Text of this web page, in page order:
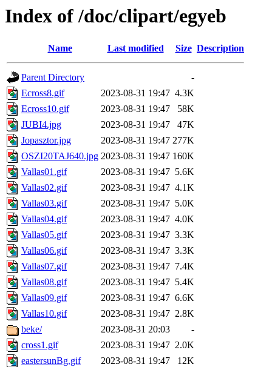
Index of /doc/clipart/egyeb
Name Last modified Size Description
Parent Directory
-
Ecross8.gif
2023-08-31 19:47 4.3K
Ecross10.gif
2023-08-31 19:47
58K
JUBI4.jpg
2023-08-31 19:47
47K
Jopasztor.jpg
2023-08-31 19:47 277K
OSZI20TAJ640.jpg 2023-08-31 19:47 160K
Vallas01.gif
2023-08-31 19:47 5.6K
Vallas02.gif
2023-08-31 19:47 4.1K
Vallas03.gif
2023-08-31 19:47 5.0K
Vallas04.gif
2023-08-31 19:47 4.0K
Vallas05.gif
2023-08-31 19:47 3.3K
Vallas06.gif
2023-08-31 19:47 3.3K
Vallas07.gif
2023-08-31 19:47 7.4K
Vallas08.gif
2023-08-31 19:47 5.4K
Vallas09.gif
2023-08-31 19:47 6.6K
Vallas10.gif
2023-08-31 19:47 2.8K
beke/
2023-08-31 20:03
-
cross1.gif
2023-08-31 19:47 2.0K
eastersunBg.gif
2023-08-31 19:47
12K